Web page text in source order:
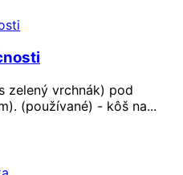
zelený vrchnák) pod
(používané) - kôš na...